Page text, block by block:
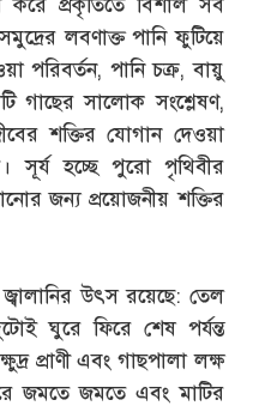
করে প্রকৃতিতে বিশাল সব
লবণাক্ত পানি ফুটিয়ে
পরিবর্তন, পানি চক্র, বায়ু
গাছের সালোক সংশ্লেষণ,
শক্তির যোগান দেওয়া
সূর্য হচ্ছে পুরো পৃথিবীর
জন্য প্রয়োজনীয় শক্তির
উৎস রয়েছে: তেল
ঘুরে ফিরে শেষ পর্যন্ত
প্রাণী এবং গাছপালা লক্ষ
জমতে জমতে এবং মাটির